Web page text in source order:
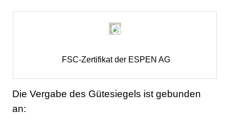
FSC-Zertifikat der ESPEN AG
Die Vergabe des Gütesiegels ist gebunden
an: